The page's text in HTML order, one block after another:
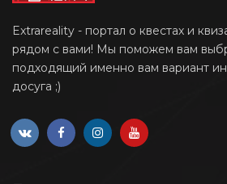
Extrareality - портал о квестах и
рядом с вами! Мы поможем вам
подходящий именно вам вариант
досуга ;)